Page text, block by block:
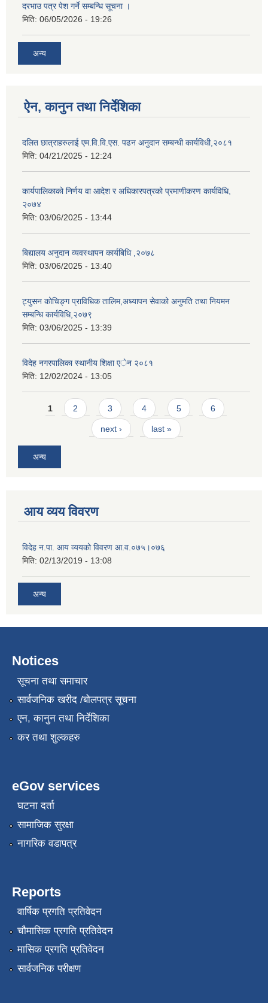
दरभाउ पत्र पेश गर्ने सम्बन्धि सूचना ।
मिति: 06/05/2026 - 19:26
अन्य
ऐन, कानुन तथा निर्देशिका
दलित छात्राहरुलाई एम.वि.वि.एस. पढन अनुदान सम्बन्धी कार्यविधी,२०८१
मिति: 04/21/2025 - 12:24
कार्यपालिकाको निर्णय वा आदेश र अधिकारपत्रको प्रमाणीकरण कार्यविधि,
२०७४
मिति: 03/06/2025 - 13:44
बिद्यालय अनुदान व्यवस्थापन कार्यबिधि ,२०७८
मिति: 03/06/2025 - 13:40
ट्युसन कोचिङ्ग प्राविधिक तालिम,अध्यापन सेवाको अनुमति तथा नियमन
सम्बन्धि कार्यविधि,२०७९
मिति: 03/06/2025 - 13:39
विदेह नगरपालिका स्थानीय शिक्षा एेन २०८१
मिति: 12/02/2024 - 13:05
Pages
1 2 3 4 5 6
next › last »
अन्य
आय व्यय विवरण
विदेह न.पा. आय व्ययको विवरण आ.व.०७५।०७६
मिति: 02/13/2019 - 13:08
अन्य
Notices
सूचना तथा समाचार
सार्वजनिक खरीद /बोलपत्र सूचना
एन, कानुन तथा निर्देशिका
कर तथा शुल्कहरु
eGov services
घटना दर्ता
सामाजिक सुरक्षा
नागरिक वडापत्र
Reports
वार्षिक प्रगति प्रतिवेदन
चौमासिक प्रगति प्रतिवेदन
मासिक प्रगति प्रतिवेदन
सार्वजनिक परीक्षण